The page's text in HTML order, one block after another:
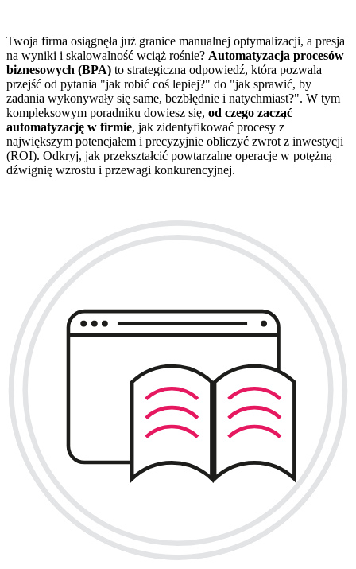
Twoja firma osiągnęła już granice manualnej optymalizacji, a presja
na wyniki i skalowalność wciąż rośnie? Automatyzacja procesów
biznesowych (BPA) to strategiczna odpowiedź, która pozwala
przejść od pytania "jak robić coś lepiej?" do "jak sprawić, by
zadania wykonywały się same, bezbłędnie i natychmiast?". W tym
kompleksowym poradniku dowiesz się, od czego zacząć
automatyzację w firmie, jak zidentyfikować procesy z
największym potencjałem i precyzyjnie obliczyć zwrot z inwestycji
(ROI). Odkryj, jak przekształcić powtarzalne operacje w potężną
dźwignię wzrostu i przewagi konkurencyjnej.